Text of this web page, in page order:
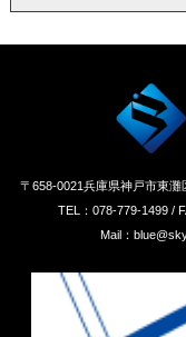
〒658‐0021兵庫県神戸市東
TEL：078-779-1499 /
Mail：